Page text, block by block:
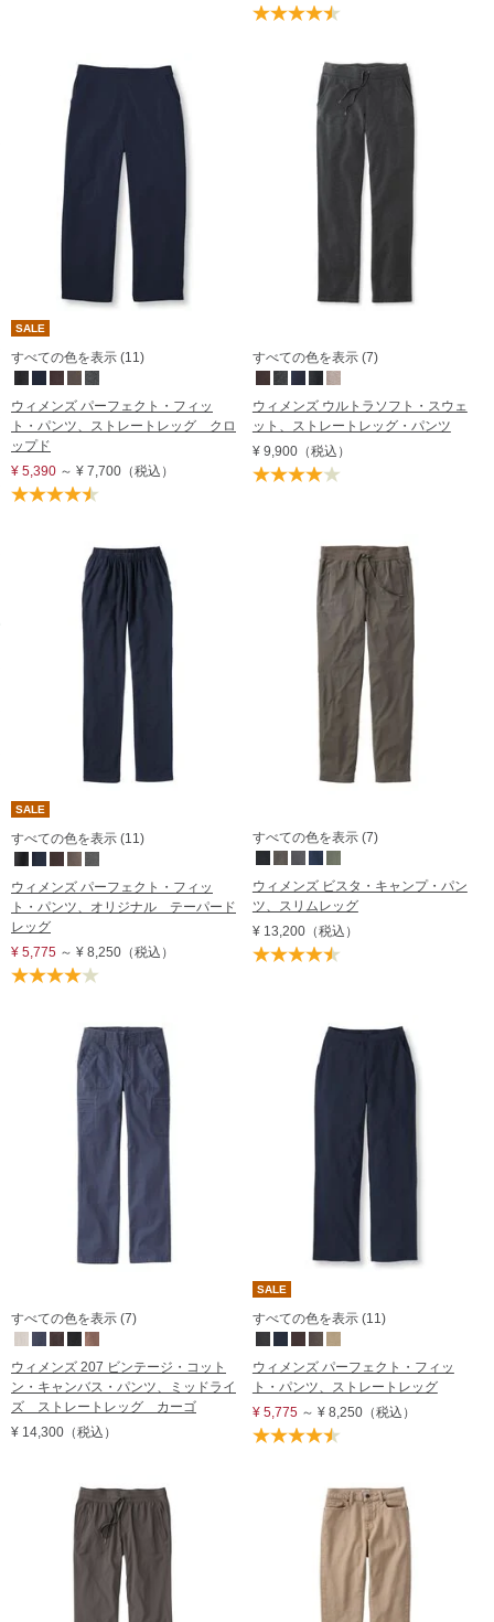
SALE
すべての色を表示 (11)
ウィメンズ パーフェクト・フィッ
ト・パンツ、ストレートレッグ クロ
ップド
¥ 5,390 ～ ¥ 7,700 （税込）
すべての色を表示 (7)
ウィメンズ ウルトラソフト・スウェ
ット、ストレートレッグ・パンツ
¥ 9,900（税込）
SALE
すべての色を表示 (11)
ウィメンズ パーフェクト・フィッ
ト・パンツ、オリジナル テーパード
レッグ
¥ 5,775 ～ ¥ 8,250 （税込）
すべての色を表示 (7)
ウィメンズ ビスタ・キャンプ・パン
ツ、スリムレッグ
¥ 13,200（税込）
すべての色を表示 (7)
ウィメンズ 207 ビンテージ・コット
ン・キャンバス・パンツ、ミッドライ
ズ ストレートレッグ カーゴ
¥ 14,300 （税込）
SALE
すべての色を表示 (11)
ウィメンズ パーフェクト・フィッ
ト・パンツ、ストレートレッグ
¥ 5,775～ ¥ 8,250（税込）